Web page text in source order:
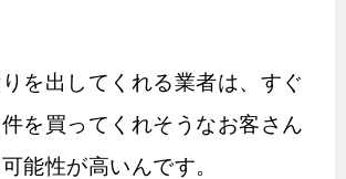
を出してくれる業者は、すぐ
を買ってくれそうなお客さん
能性が高いんです。